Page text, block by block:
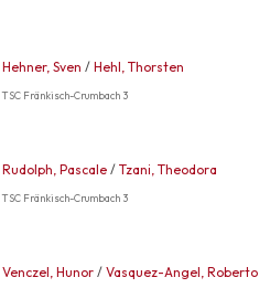
Hehner, Sven / Hehl, Thorsten
TSC Fränkisch-Crumbach 3
Rudolph, Pascale/ Tzani, Theodora
TSC Fränkisch-Crumbach 3
Venczel, Hunor/ Vasquez-Angel, Roberto